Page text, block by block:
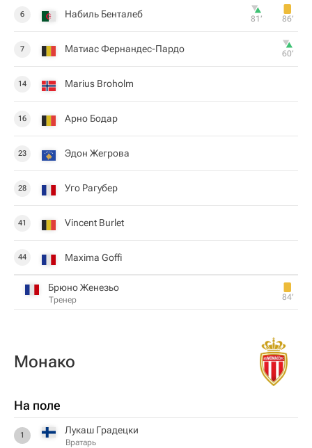
6 Набиль Бенталеб 81‎’‎ 86‎’‎
7 Матиас Фернандес-Пардо 60‎’‎
14 Marius Broholm
16 Арно Бодар
23 Эдон Жегрова
28 Уго Рагубер
41 Vincent Burlet
44 Maxima Goffi
Брюно Женезьо
Тренер 84‎’‎
Монако
На поле
1 Лукаш Градецки
Вратарь